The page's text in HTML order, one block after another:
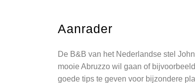
Aanrader
De B&B van het Nederlandse stel
mooie Abruzzo wil gaan of
goede tips te geven voor bijzondere